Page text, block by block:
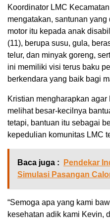
Koordinator LMC
mengatakan, santunan
motor itu kepada anak
(11), berupa susu, gula,
telur, dan minyak goreng,
ini memiliki visi terus baku
berkendara yang baik bagi
Kristian mengharapkan
melihat besar-kecilnya
tetapi, bantuan itu sebagai
kepedulian komunitas LMC
Baca juga :
Pendekar
Simulasi Pasangan
“Semoga apa yang kami
kesehatan adik kami Kevin,